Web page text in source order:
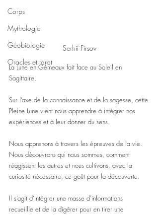
Corps
Mythologie
Géobiologie
Oracles et tarot
Serhii Firsov
La Lune en Gémeaux fait face au Soleil en
Sagittaire.
Sur l’axe de la connaissance et de la sagesse, cette
Pleine Lune vient nous apprendre à intégrer nos
expériences et à leur donner du sens.
Nous apprenons à travers les épreuves de la vie.
Nous découvrons qui nous sommes, comment
réagissent les autres et nous cultivons, avec la
curiosité nécessaire, ce goût pour la découverte.
Il s’agit d’intégrer une masse d'informations
recueillie et de la digérer pour en tirer une